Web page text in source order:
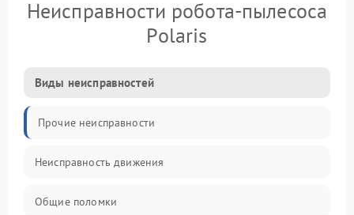
Неисправности робота-пылесоса
Polaris
Виды неисправностей
Прочие неисправности
Неисправность движения
Общие поломки